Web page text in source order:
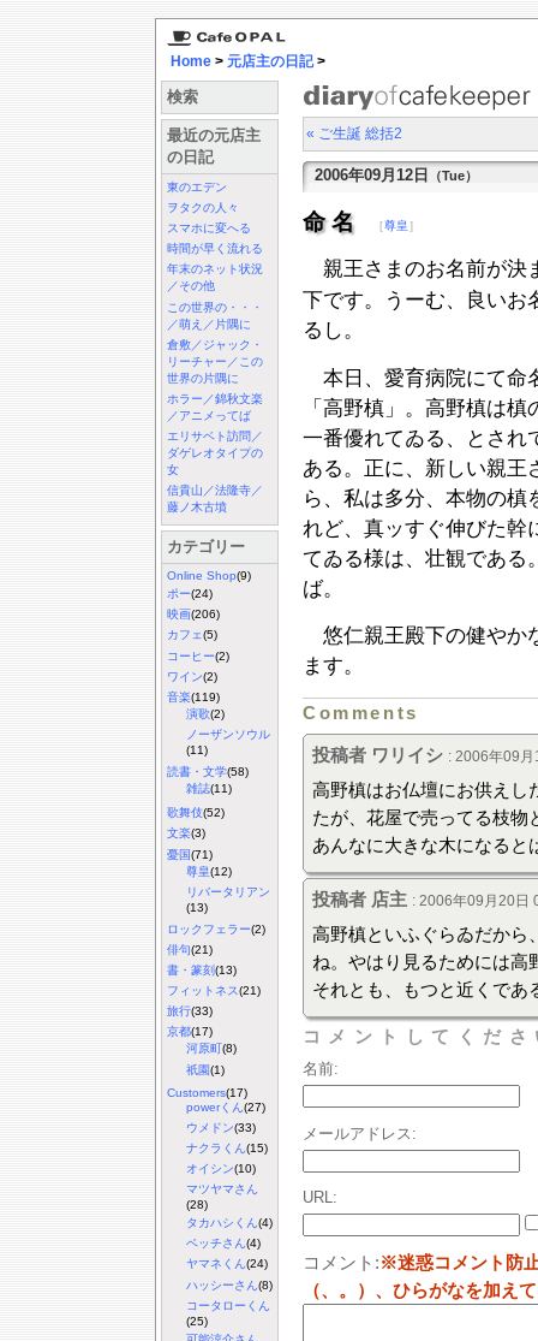
Home > 元店主の日記>
検索
最近の元店主
の日記
東のエデン
ヲタクの人々
スマホに変へる
時間が早く流れる
年末のネット状況
／その他
この世界の・・・
／萌え／片隅に
倉敷／ジャック・
リーチャー／この
世界の片隅に
ホラー／錦秋文楽
／アニメってば
エリサベト訪問／
ダゲレオタイプの
女
信貴山／法隆寺／
藤ノ木古墳
カテゴリー
Online Shop(9)
ポー(24)
映画(206)
カフェ(5)
コーヒー(2)
ワイン(2)
音楽(119)
演歌(2)
ノーザンソウル
(11)
読書・文学(58)
雑誌(11)
歌舞伎(52)
文楽(3)
憂国(71)
尊皇(12)
リバータリアン
(13)
ロックフェラー(2)
俳句(21)
書・篆刻(13)
フィットネス(21)
旅行(33)
京都(17)
河原町 (8)
祇園(1)
Customers(17)
powerくん (27)
ウメドン(33)
ナクラくん (15)
オイシン(10)
マツヤマさん
(28)
タカハシくん(4)
ベッチさん(4)
ヤマネくん(24)
ハッシーさん (8)
コータローくん
(25)
« ご生誕 総括2
2006年09月12日 （Tue）
命名 ［尊皇］
親王さまのお名前が決
下です。うーむ、良いお
るし。
本日、愛育病院にて命
「高野槙」。高野槙は
一番優れてゐる、とされ
ある。正に、新しい親
ら、私は多分、本物の
れど、真ッすぐ伸びた幹
てゐる様は、壮観である
ば。
悠仁親王殿下の健やか
ます。
Comments
投稿者 ワリイシ : 2006年09
高野槙はお仏壇にお供えし
たが、花屋で売ってる枝物
あんなに大きな木になると
投稿者 店主 : 2006年09月20日
高野槙といふぐらゐだから
ね。やはり見るためには高
それとも、もつと近くであ
コメントしてくだ
名前:
メールアドレス:
URL:
コメント:※迷惑コメント防
（、。）、ひらがなを加え